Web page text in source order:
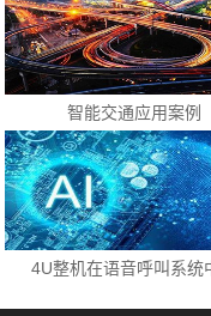
智能交通应用案例
4U整机在语音呼叫系统
应用